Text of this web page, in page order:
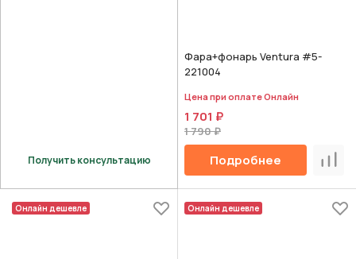
Получить консультацию
Фара+фонарь Ventura #5-
221004
Цена при оплате Онлайн
1 701 ₽
1 790 ₽
Подробнее
Онлайн дешевле Онлайн дешевле